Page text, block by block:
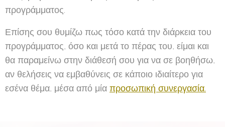
προγράμματος.
Επίσης σου θυμίζω πως τόσο κατά την διάρκεια του
προγράμματος, όσο και μετά το πέρας του, είμαι και
θα παραμείνω στην διάθεσή σου για να σε βοηθήσω,
αν θελήσεις να εμβαθύνεις σε κάποιο ιδιαίτερο για
εσένα θέμα, μέσα από μία προσωπική συνεργασία.